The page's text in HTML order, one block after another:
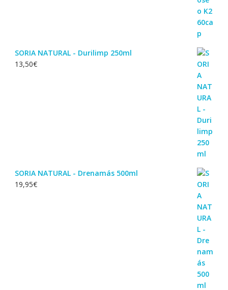
SORIA NATURAL - Durilimp 250ml
13,50€
SORIA NATURAL - Drenamás 500ml
19,95€